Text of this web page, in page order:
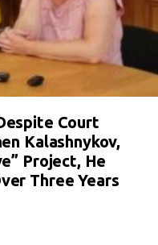
Court
Kalashnykov,
Project, He
Three Years